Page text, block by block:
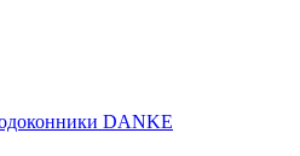
DANKE